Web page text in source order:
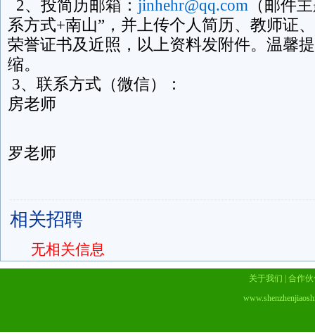
2、投简历邮箱： jinhehr@qq.com （邮件
系方式+南山”，并上传个人简历、教师证
荣誉证书及近照，以上资料发附件。温馨
缩。
3、联系方式（微信）：
房老师
罗老师
相关招聘
无相关信息
关于我们 | 合作